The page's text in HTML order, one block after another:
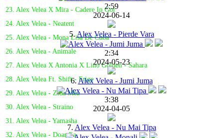
23. Alex Velea X Mira - Cadere In Gol
24. Alex Velea - Neatent
25. Alex Velea - Mona Lisa De Cuba
26. Alex Velea - Animale
27. Alex Velea X Antonia X Lino Golden - Sahara
28. Alex Velea Ft. Shift - Frige
29. Alex Velea - Ziua Mea
30. Alex Velea - Straino
31. Alex Velea - Yamasha
32. Alex Velea - Doar Ea
2:59
2024-06-14
5.Alex Velea - Pierde Vara
2:34
2024-05-23
6. Alex Velea - Jumi Juma
3:38
2024-04-05
7. Alex Velea - Nu Mai Tipa